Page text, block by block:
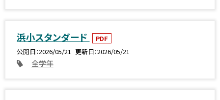
浜小スタンダード
PDF
公開日 2026/05/21 更新日 2026/05/21
全学年